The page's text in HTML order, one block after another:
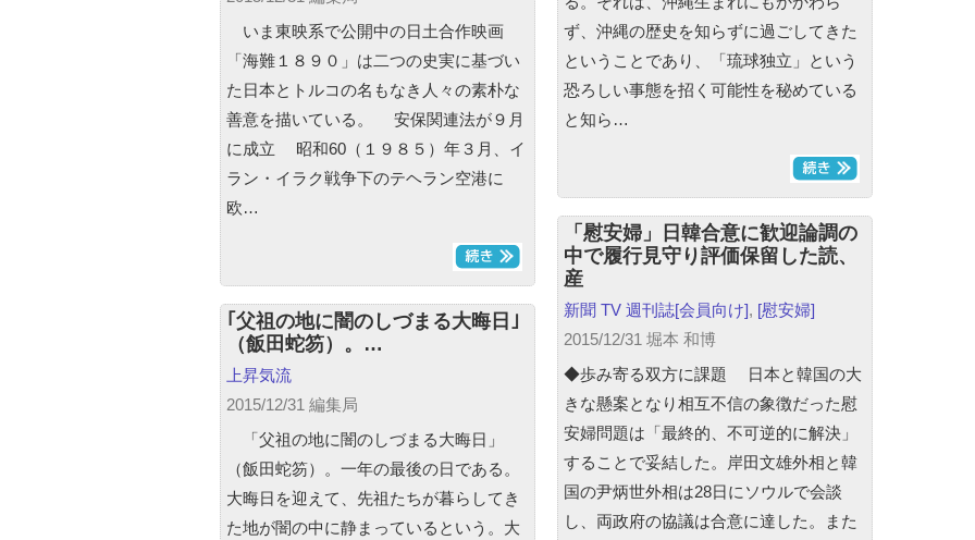
ず、沖縄の歴史を知らずに過ごしてきた
ということであり、「琉球独立」という
恐ろしい事態を招く可能性を秘めている
と知ら…
いま東映系で公開中の日土合作映画
「海難１８９０」は二つの史実に基づい
た日本とトルコの名もなき人々の素朴な
善意を描いている。 安保関連法が９月
に成立 昭和60（１９８５）年３月、イ
ラン・イラク戦争下のテヘラン空港に
欧…
「慰安婦」日韓合意に歓迎論調の
中で履行見守り評価保留した読、
産
新聞 TV 週刊誌[会員向け], [慰安婦]
2015/12/31 堀本 和博
◆歩み寄る双方に課題 日本と韓国の大
きな懸案となり相互不信の象徴だった慰
安婦問題は「最終的、不可逆的に解決」
することで妥結した。岸田文雄外相と韓
国の尹炳世外相は28日にソウルで会談
し、両政府の協議は合意に達した。また
｢父祖の地に闇のしづまる大晦日｣
（飯田蛇笏）。…
上昇気流
2015/12/31 編集局
「父祖の地に闇のしづまる大晦日」
（飯田蛇笏）。一年の最後の日である。
大晦日を迎えて、先祖たちが暮らしてき
た地が闇の中に静まっているという。大